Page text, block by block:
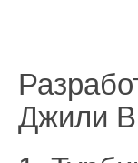
Джили